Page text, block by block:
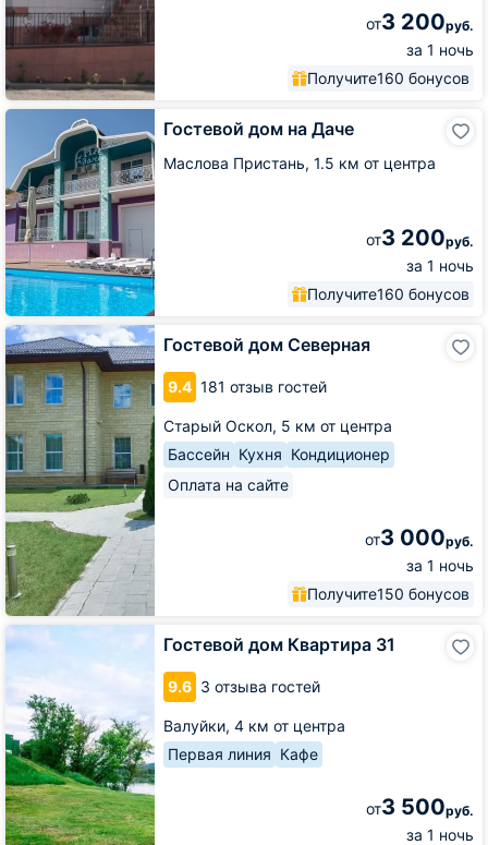
от3 200руб.
за 1 ночь
Получите160 бонусов
Гостевой дом на Даче
Маслова Пристань, 1.5 км от центра
от3 200руб.
за 1 ночь
Получите160 бонусов
Гостевой
Даче
Гостевой дом Северная
9.4 181 отзыв гостей
Старый Оскол, 5 км от центра
Бассейн Кухня Кондиционер
Оплата на сайте
от3 000руб.
за 1 ночь
Получите150 бонусов
Гостевой
дом
Северная
Гостевой дом Квартира 31
9.6 3 отзыва гостей
Валуйки, 4 км от центра
Первая линия Кафе
от3 500руб.
за 1 ночь
Гостевой
дом